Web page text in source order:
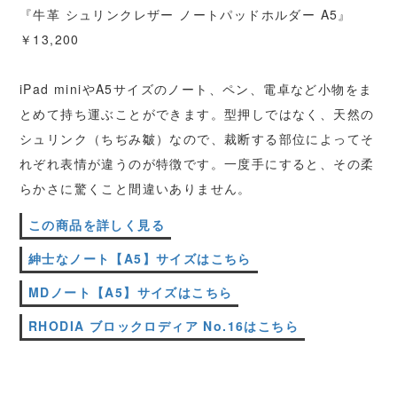
『牛革 シュリンクレザー ノートパッドホルダー A5』
￥13,200
iPad miniやA5サイズのノート、ペン、電卓など小物をま
とめて持ち運ぶことができます。型押しではなく、天然の
シュリンク（ちぢみ皺）なので、裁断する部位によってそ
れぞれ表情が違うのが特徴です。一度手にすると、その柔
らかさに驚くこと間違いありません。
この商品を詳しく見る
紳士なノート【A5】サイズはこちら
MDノート【A5】サイズはこちら
RHODIA ブロックロディア No.16はこちら